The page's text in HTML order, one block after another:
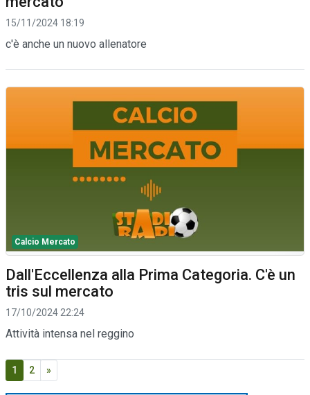
15/11/2024 18:19
c'è anche un nuovo allenatore
Calcio Mercato
Dall'Eccellenza alla Prima Categoria. C'è un
tris sul mercato
17/10/2024 22:24
Attività intensa nel reggino
1 2 »